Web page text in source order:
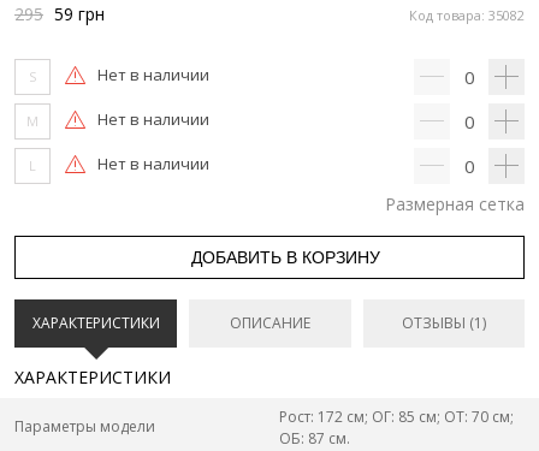
Код товара: 35082
295 59 грн
S Нет в наличии 0
M Нет в наличии 0
L Нет в наличии 0
Размерная сетка
ДОБАВИТЬ В КОРЗИНУ
ХАРАКТЕРИСТИКИ ОПИСАНИЕ ОТЗЫВЫ (1)
ХАРАКТЕРИСТИКИ
Параметры модели
Рост: 172 см; ОГ: 85 см; ОТ: 70 см;
ОБ: 87 см.